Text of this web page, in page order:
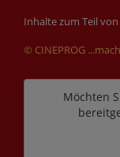
Inhalte zum Teil von
© CINEPROG
Möchten